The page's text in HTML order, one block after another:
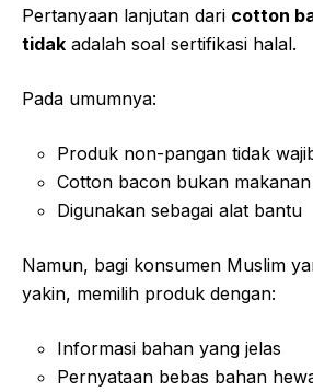
Pertanyaan lanjutan dari cotton
tidak adalah soal sertifikasi halal.
Pada umumnya:
Produk non-pangan tidak
Cotton bacon bukan
Digunakan sebagai alat bantu
Namun, bagi konsumen Muslim
yakin, memilih produk dengan:
Informasi bahan yang jelas
Pernyataan bebas bahan